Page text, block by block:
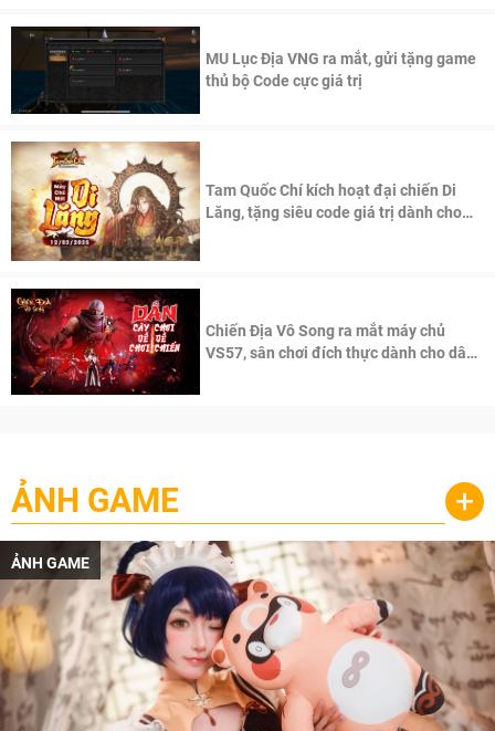
MU Lục Địa VNG ra mắt, gửi tặng game
thủ bộ Code cực giá trị
Tam Quốc Chí kích hoạt đại chiến Di
Lăng, tặng siêu code giá trị dành cho
Chiến Địa Vô Song ra mắt máy chủ
VS57, sân chơi đích thực dành cho dân
ẢNH GAME +
ẢNH GAME